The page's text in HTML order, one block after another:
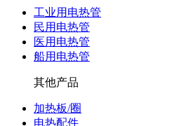
工业用电热管
民用电热管
医用电热管
船用电热管
其他产品
加热板/圈
电热配件